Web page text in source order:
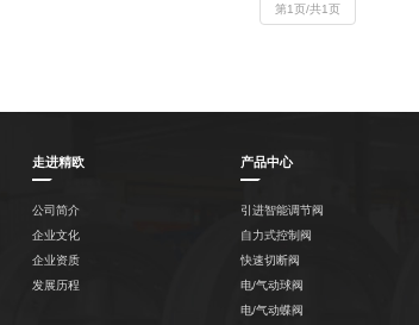
第1页/共1页
走进精欧
公司简介
企业文化
企业资质
发展历程
产品中心
引进智能调节阀
自力式控制阀
快速切断阀
电/气动球阀
电/气动蝶阀